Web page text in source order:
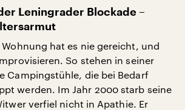
Leningrader Blockade –
hat es nie gereicht, und
So stehen in seiner
Campingstühle, die bei Bedarf
werden. Im Jahr 2000 starb seine
verfiel nicht in Apathie. Er